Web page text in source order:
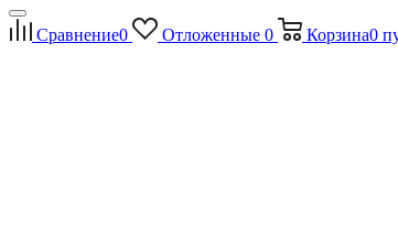
Сравнение0 Отложенные 0 Корзина0